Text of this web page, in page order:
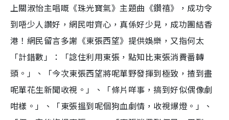
上關淑怡主唱嘅《珠光寶氣》主題曲《鑽禧》，成功令
到唔少人讚好，網民咁齊心，真係好少見，成功團結香
港！網民留言多謝《東張西望》提供娛樂，又指何太
「計錯數」：「諗住利用東張，點知比東張消費番轉
頭。」、「今次東張西望將呢單野發揮到極致，揸到盡
呢單花生新聞收視。」、「條片咩事，搞到好似偶像劇
咁樣。」、「東張搵到呢個狗血劇情，收視爆燈。」、